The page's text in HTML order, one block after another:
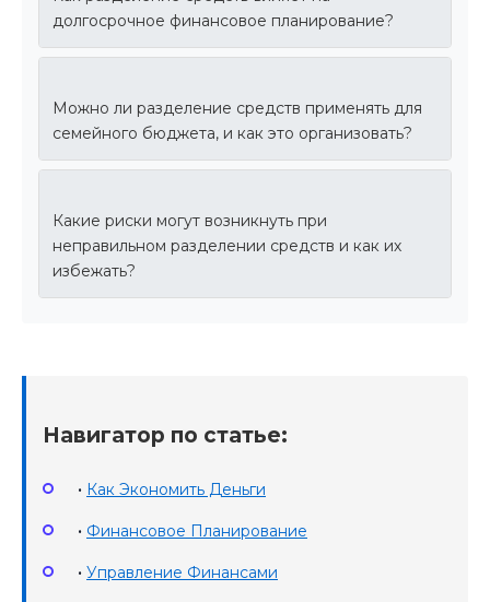
долгосрочное финансовое планирование?
Можно ли разделение средств применять для
семейного бюджета, и как это организовать?
Какие риски могут возникнуть при
неправильном разделении средств и как их
избежать?
Навигатор по статье:
• Как Экономить Деньги
• Финансовое Планирование
• Управление Финансами